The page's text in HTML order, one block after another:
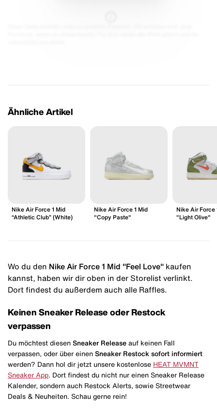
Ähnliche Artikel
Nike Air Force 1 Mid
“Athletic Club” (White)
Nike Air Force 1 Mid
"Copy Paste"
Nike Air Force
"Light Olive"
Wo du den Nike Air Force 1 Mid "Feel Love" kaufen
kannst, haben wir dir oben in der Storelist verlinkt.
Dort findest du außerdem auch alle Raffles.
Keinen Sneaker Release oder Restock
verpassen
Du möchtest diesen Sneaker Release auf keinen Fall
verpassen, oder über einen Sneaker Restock sofort informiert
werden? Dann hol dir jetzt unsere kostenlose HEAT MVMNT
Sneaker App . Dort findest du nicht nur einen Sneaker Release
Kalender, sondern auch Restock Alerts, sowie Streetwear
Deals & Neuheiten. Schau gerne rein!